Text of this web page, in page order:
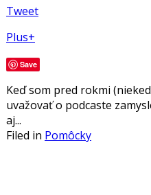
Tweet
Plus+
Save
Keď som pred rokmi
uvažovať o podcaste
aj...
Filed in Pomôcky